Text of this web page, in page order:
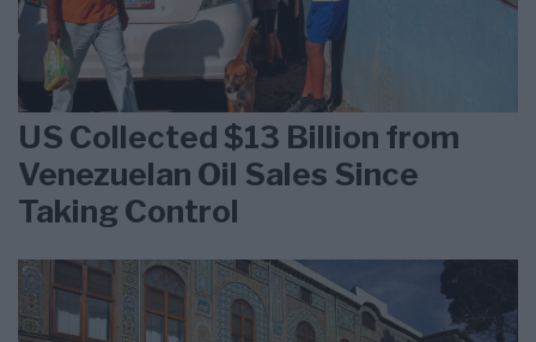
US Collected $13 Billion from
Venezuelan Oil Sales Since
Taking Control